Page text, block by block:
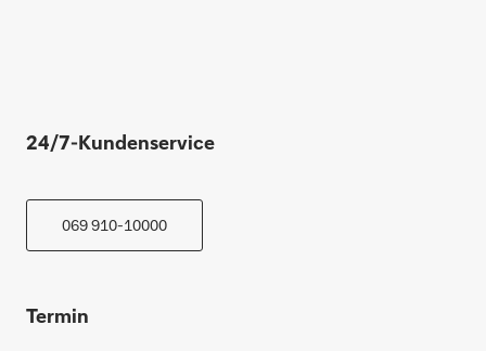
24/7-Kundenservice
069 910-10000
Termin